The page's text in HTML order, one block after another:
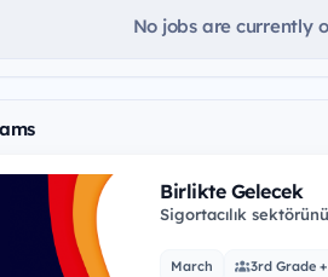
No jobs are currently
Birlikte Gelecek
Sigortacılık
March 3rd Grade +